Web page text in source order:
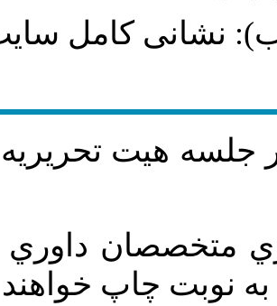
نشانی کامل
جلسه هيت
متخصصان
نوبت چاپ